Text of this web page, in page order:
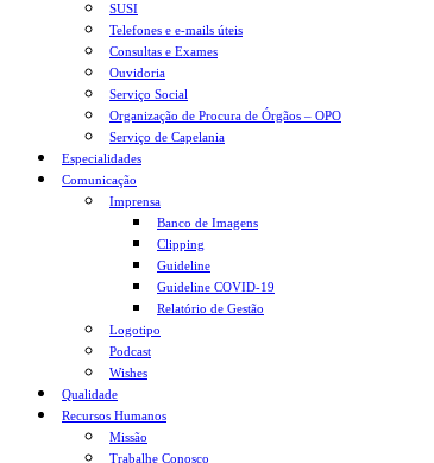
SUSI
Telefones e e-mails úteis
Consultas e Exames
Ouvidoria
Serviço Social
Organização de Procura de Órgãos – OPO
Serviço de Capelania
Especialidades
Comunicação
Imprensa
Banco de Imagens
Clipping
Guideline
Guideline COVID-19
Relatório de Gestão
Logotipo
Podcast
Wishes
Qualidade
Recursos Humanos
Missão
Trabalhe Conosco